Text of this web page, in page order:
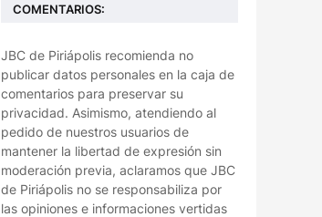
COMENTARIOS:
JBC de Piriápolis recomienda no
publicar datos personales en la caja de
comentarios para preservar su
privacidad. Asimismo, atendiendo al
pedido de nuestros usuarios de
mantener la libertad de expresión sin
moderación previa, aclaramos que JBC
de Piriápolis no se responsabiliza por
las opiniones e informaciones vertidas